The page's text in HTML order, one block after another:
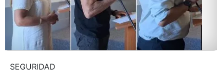
SEGURIDAD